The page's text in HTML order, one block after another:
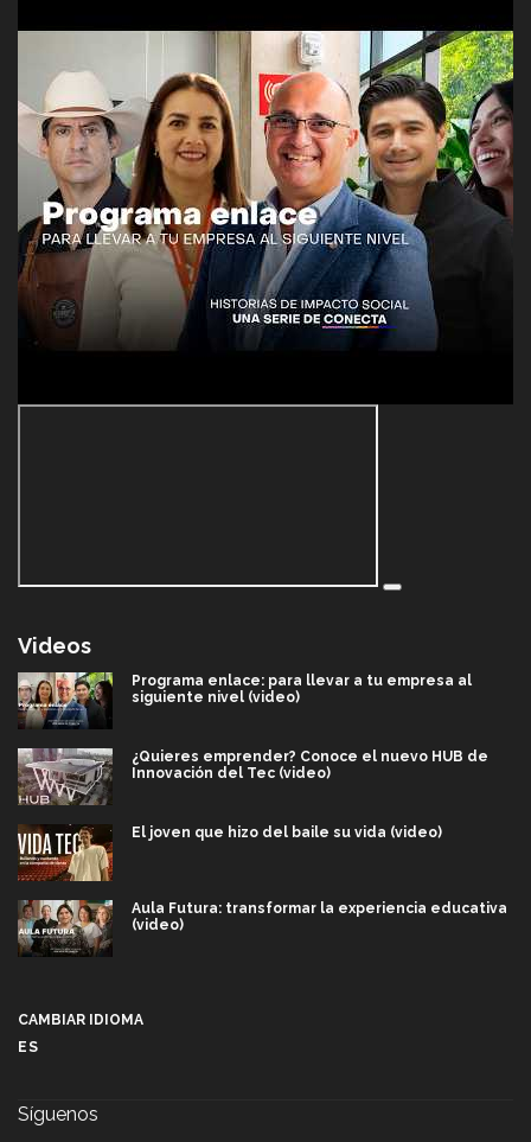
Videos
Programa enlace: para llevar a tu empresa al
siguiente nivel (video)
¿Quieres emprender? Conoce el nuevo HUB de
Innovación del Tec (video)
El joven que hizo del baile su vida (video)
Aula Futura: transformar la experiencia educativa
(video)
CAMBIAR IDIOMA
ES
Síguenos